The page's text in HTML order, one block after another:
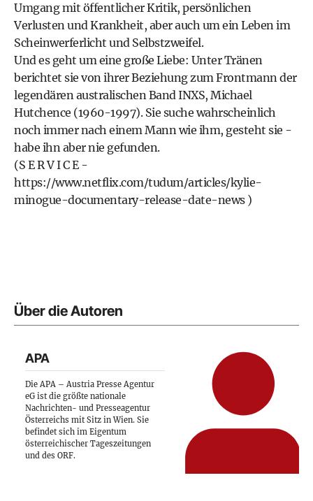
Umgang mit öffentlicher Kritik, persönlichen
Verlusten und Krankheit, aber auch um ein Leben im
Scheinwerferlicht und Selbstzweifel.
Und es geht um eine große Liebe: Unter Tränen
berichtet sie von ihrer Beziehung zum Frontmann der
legendären australischen Band INXS, Michael
Hutchence (1960-1997). Sie suche wahrscheinlich
noch immer nach einem Mann wie ihm, gesteht sie -
habe ihn aber nie gefunden.
(S E R V I C E -
https://www.netflix.com/tudum/articles/kylie-
minogue-documentary-release-date-news)
Über die Autoren
APA
Die APA – Austria Presse Agentur
eG ist die größte nationale
Nachrichten- und Presseagentur
Österreichs mit Sitz in Wien. Sie
befindet sich im Eigentum
österreichischer Tageszeitungen
und des ORF.